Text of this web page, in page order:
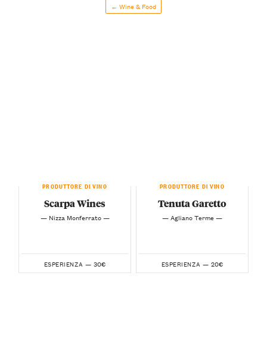
← Wine & Food
PRODUTTORE DI VINO
Scarpa Wines
— Nizza Monferrato —
ESPERIENZA — 30€
PRODUTTORE DI VINO
Tenuta Garetto
— Agliano Terme —
ESPERIENZA — 20€